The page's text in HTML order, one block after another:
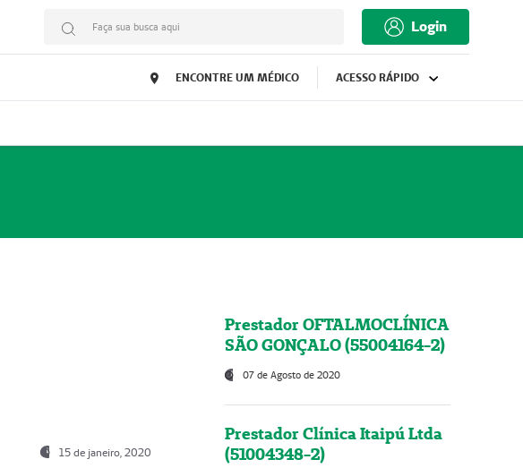
Faça sua busca aqui Login
ENCONTRE UM MÉDICO ACESSO RÁPIDO
15 de janeiro, 2020
Prestador OFTALMOCLÍNICA
SÃO GONÇALO (55004164-2)
07 de Agosto de 2020
Prestador Clínica Itaipú Ltda
(51004348-2)